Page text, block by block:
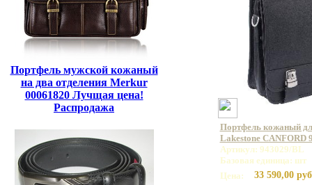
Портфель мужской кожаный
на два отделения Merkur
00061820 Лучщая цена!
Распродажа
Портфель кожаный
Lakestone CANFORD
Артикул: 943029/BL
Базовая единица: шт
Цена:
33 590,00